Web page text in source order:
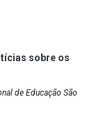
sobre os
de Educação São